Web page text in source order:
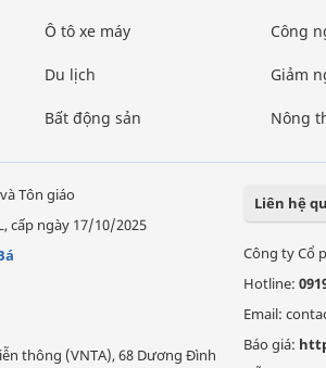
Ô tô xe máy
Du lịch
Bất động sản
Công
Giảm
Nông
Tôn giáo
cấp ngày 17/10/2025
thông (VNTA), 68 Dương Đình
Liên hệ
Công ty Cổ
Hotline:
Email:
Báo giá: